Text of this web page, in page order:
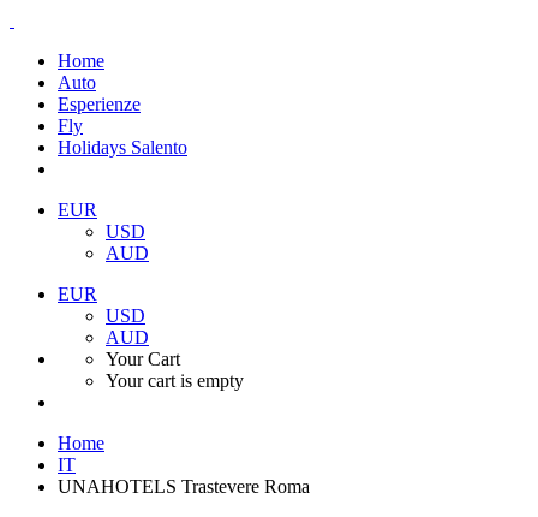
Home
Auto
Esperienze
Fly
Holidays Salento
EUR
USD
AUD
EUR
USD
AUD
Your Cart
Your cart is empty
Home
IT
UNAHOTELS Trastevere Roma